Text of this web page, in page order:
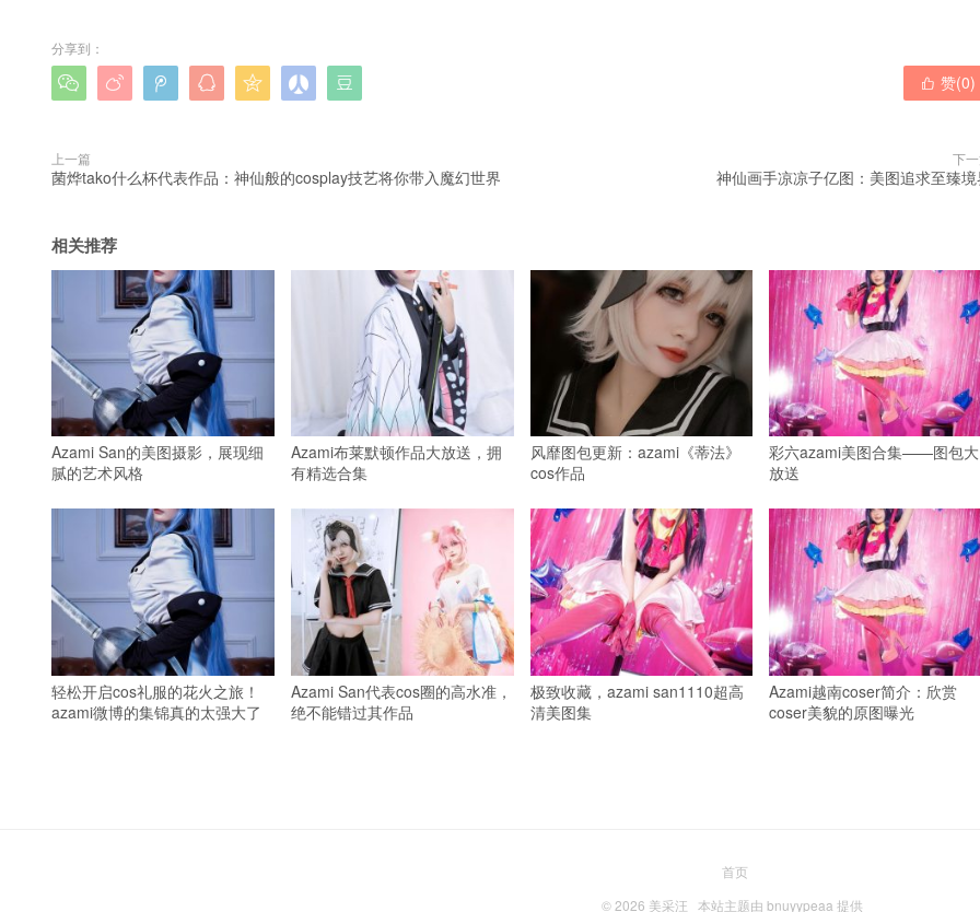
分享到：
        赞(0)
上一篇
菌烨tako什么杯代表作品：神仙般的cosplay技艺将你带入魔幻世界
下
神仙画手凉凉子亿图：美图追求至臻
相关推荐
Azami San的美图摄影，展现细
腻的艺术风格
Azami布莱默顿作品大放送，拥
有精选合集
风靡图包更新：azami《蒂法》
cos作品
彩六azami美图合集——图包大
放送
轻松开启cos礼服的花火之旅！
azami微博的集锦真的太强大了
Azami San代表cos圈的高水准，
绝不能错过其作品
极致收藏，azami san1110超高
清美图集
Azami越南coser简介：欣赏
coser美貌的原图曝光
首页
© 2026 美采汪 本站主题由 bnuyypeaa 提供